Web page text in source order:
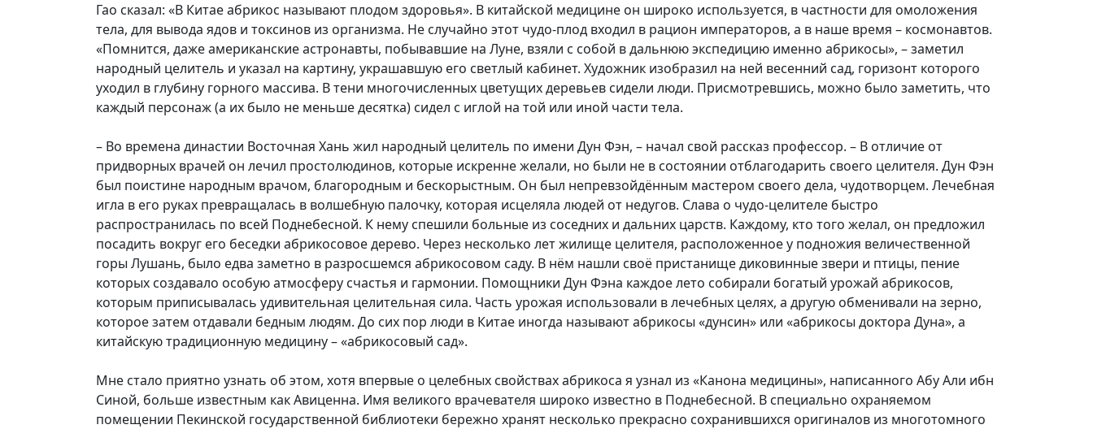
Гао сказал: «В Китае абрикос называют плодом здоровья». В китайской медицине он широко используется, в частности для омоложения
тела, для вывода ядов и токсинов из организма. Не случайно этот чудо-плод входил в рацион императоров, а в наше время – космонавтов.
«Помнится, даже американские астронавты, побывавшие на Луне, взяли с собой в дальнюю экспедицию именно абрикосы», – заметил
народный целитель и указал на картину, украшавшую его светлый кабинет. Художник изобразил на ней весенний сад, горизонт которого
уходил в глубину горного массива. В тени многочисленных цветущих деревьев сидели люди. Присмотревшись, можно было заметить, что
каждый персонаж (а их было не меньше десятка) сидел с иглой на той или иной части тела.
– Во времена династии Восточная Хань жил народный целитель по имени Дун Фэн, – начал свой рассказ профессор. – В отличие от
придворных врачей он лечил простолюдинов, которые искренне желали, но были не в состоянии отблагодарить своего целителя. Дун Фэн
был поистине народным врачом, благородным и бескорыстным. Он был непревзойдённым мастером своего дела, чудотворцем. Лечебная
игла в его руках превращалась в волшебную палочку, которая исцеляла людей от недугов. Слава о чудо-целителе быстро
распространилась по всей Поднебесной. К нему спешили больные из соседних и дальних царств. Каждому, кто того желал, он предложил
посадить вокруг его беседки абрикосовое дерево. Через несколько лет жилище целителя, расположенное у подножия величественной
горы Лушань, было едва заметно в разросшемся абрикосовом саду. В нём нашли своё пристанище диковинные звери и птицы, пение
которых создавало особую атмосферу счастья и гармонии. Помощники Дун Фэна каждое лето собирали богатый урожай абрикосов,
которым приписывалась удивительная целительная сила. Часть урожая использовали в лечебных целях, а другую обменивали на зерно,
которое затем отдавали бедным людям. До сих пор люди в Китае иногда называют абрикосы «дунсин» или «абрикосы доктора Дуна», а
китайскую традиционную медицину – «абрикосовый сад».
Мне стало приятно узнать об этом, хотя впервые о целебных свойствах абрикоса я узнал из «Канона медицины», написанного Абу Али ибн
Синой, больше известным как Авиценна. Имя великого врачевателя широко известно в Поднебесной. В специально охраняемом
помещении Пекинской государственной библиотеки бережно хранят несколько прекрасно сохранившихся оригиналов из многотомного